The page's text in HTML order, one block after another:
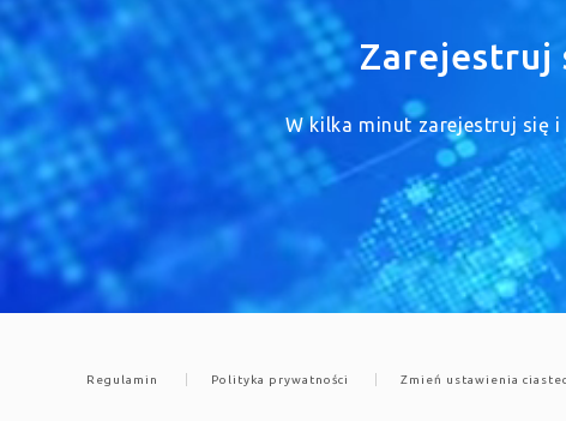
Zarejestruj
W kilka minut zarejestruj się
Regulamin Polityka prywatności Zmień ustawienia